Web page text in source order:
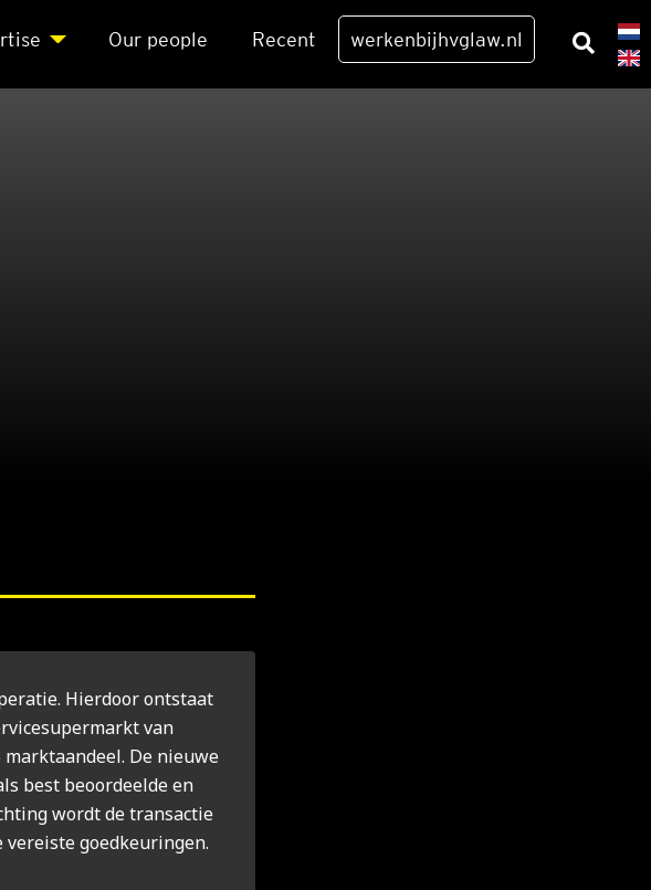
Our peo­p­le Recent werkenbijhvglaw.nl
Hierdoor ontstaat
van
De nieuwe
best beoordeelde en
wordt de transactie
goedkeuringen.